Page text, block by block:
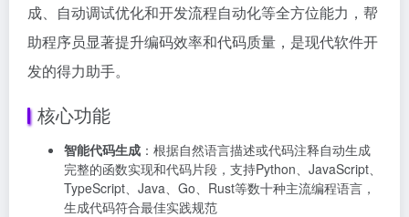
成、自动调试优化和开发流程自动化等全方位能力，帮
助程序员显著提升编码效率和代码质量，是现代软件开
发的得力助手。
核心功能
智能代码生成 ：根据自然语言描述或代码注释自动生成
完整的函数实现和代码片段，支持Python、JavaScript、
TypeScript、Java、Go、Rust等数十种主流编程语言，
生成代码符合最佳实践规范